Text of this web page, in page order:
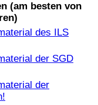
(am besten von
des ILS
der SGD
der